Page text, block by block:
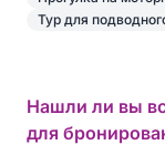
Тур для
Нашли ли вы
для